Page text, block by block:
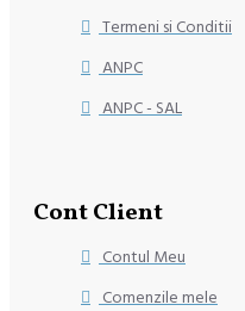
Termeni si Conditii
ANPC
ANPC - SAL
Cont Client
Contul Meu
Comenzile mele